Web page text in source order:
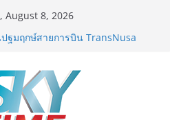
August 8, 2026
ฐมฤกษ์สายการบิน TransNusa
หาคมนี้
กรุงเทพสิริโรจน์ ยกระดับ
เวชศาสตร์ป้องกัน สู่ศูนย์กลางภาค